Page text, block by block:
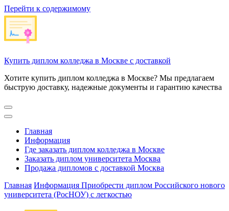
Перейти к содержимому
Купить диплом колледжа в Москве с доставкой
Хотите купить диплом колледжа в Москве? Мы предлагаем
быструю доставку, надежные документы и гарантию качества
Главная
Информация
Где заказать диплом колледжа в Москве
Заказать диплом университета Москва
Продажа дипломов с доставкой Москва
Главная Информация Приобрести диплом Российского нового
университета (РосНОУ) с легкостью